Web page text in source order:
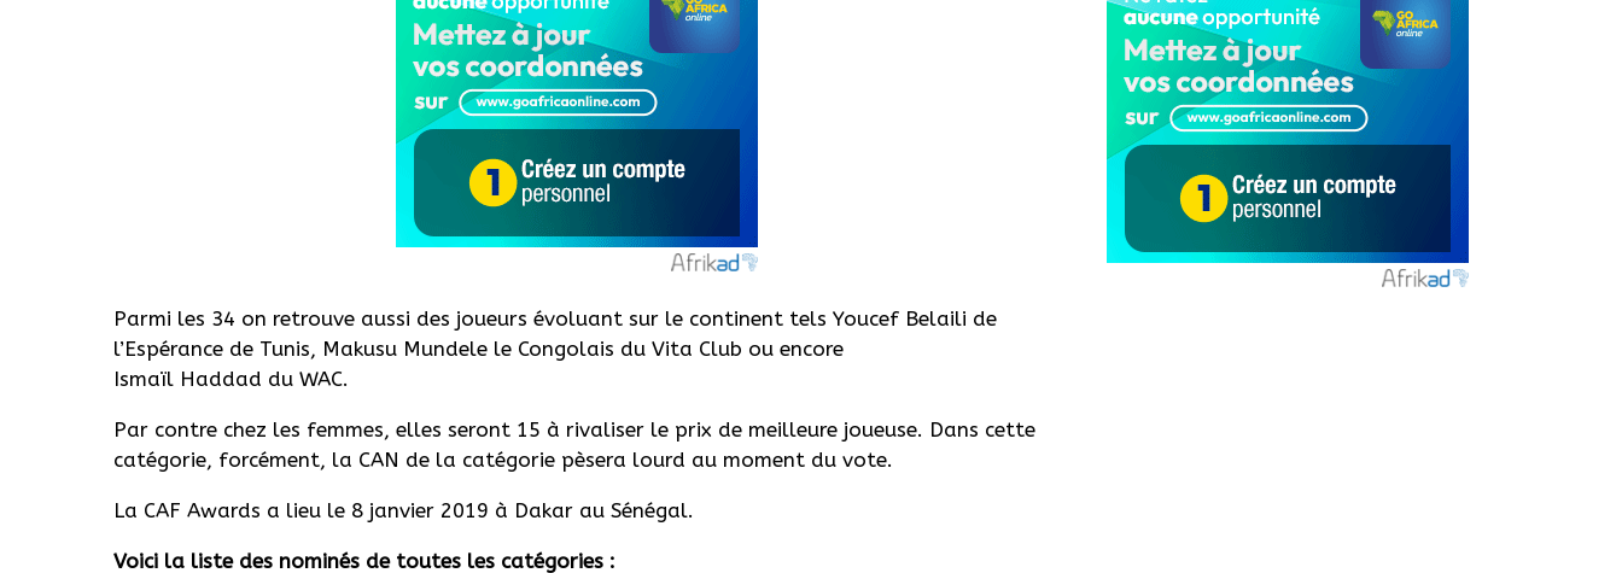
Parmi les 34 on retrouve aussi des joueurs évoluant sur le continent tels Youcef Belaili de
l’Espérance de Tunis, Makusu Mundele le Congolais du Vita Club ou encore
Ismaïl Haddad du WAC.
Par contre chez les femmes, elles seront 15 à rivaliser le prix de meilleure joueuse. Dans cette
catégorie, forcément, la CAN de la catégorie pèsera lourd au moment du vote.
La CAF Awards a lieu le 8 janvier 2019 à Dakar au Sénégal.
Voici la liste des nominés de toutes les catégories :